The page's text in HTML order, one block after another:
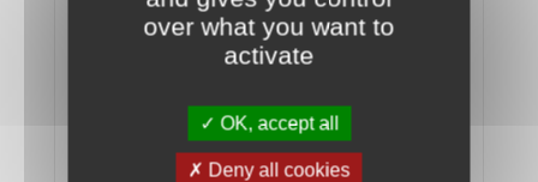
PDF
Séverine Sébille, 2003
Notice Archives Nationales
over what you want to
activate
OK, accept all
Deny all cookies